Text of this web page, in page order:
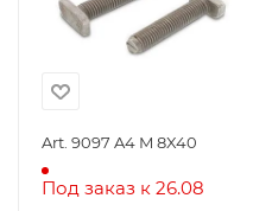
Art. 9097 A4 M 8X40
Под заказ к 26.08